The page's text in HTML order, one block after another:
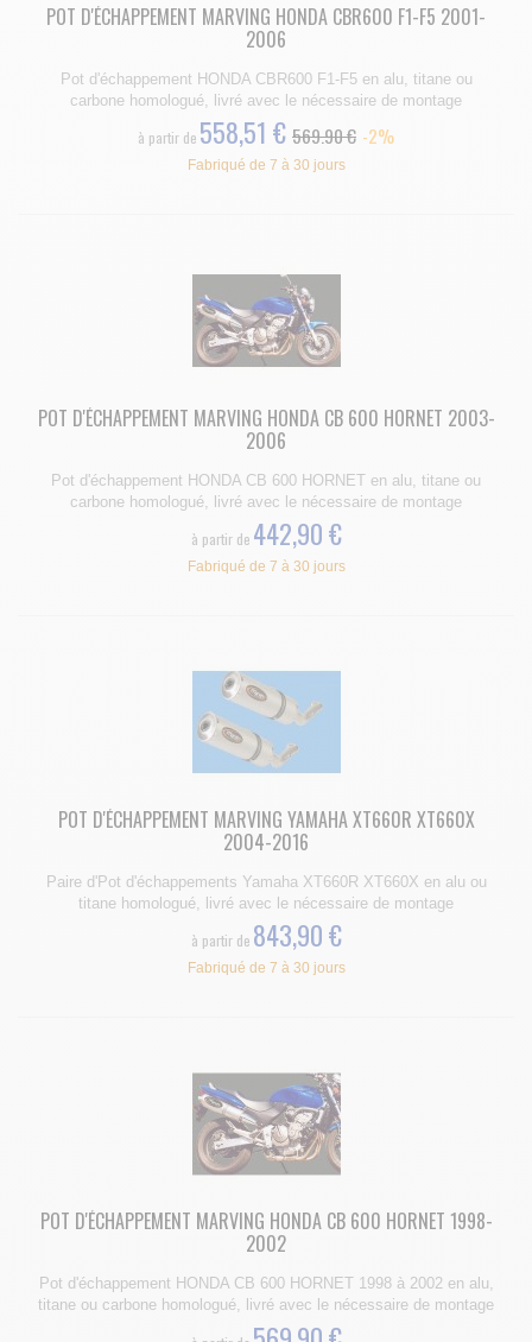
POT D'ÉCHAPPEMENT MARVING HONDA CBR600 F1-F5 2001-
2006
Pot d'échappement HONDA CBR600 F1-F5 en alu, titane ou
carbone homologué, livré avec le nécessaire de montage
à partir de 558,51 € 569.90 € -2%
Fabriqué de 7 à 30 jours
POT D'ÉCHAPPEMENT MARVING HONDA CB 600 HORNET 2003-
2006
Pot d'échappement HONDA CB 600 HORNET en alu, titane ou
carbone homologué, livré avec le nécessaire de montage
à partir de 442,90 €
Fabriqué de 7 à 30 jours
POT D'ÉCHAPPEMENT MARVING YAMAHA XT660R XT660X
2004-2016
Paire d'Pot d'échappements Yamaha XT660R XT660X en alu ou
titane homologué, livré avec le nécessaire de montage
à partir de 843,90 €
Fabriqué de 7 à 30 jours
POT D'ÉCHAPPEMENT MARVING HONDA CB 600 HORNET 1998-
2002
Pot d'échappement HONDA CB 600 HORNET 1998 à 2002 en alu,
titane ou carbone homologué, livré avec le nécessaire de montage